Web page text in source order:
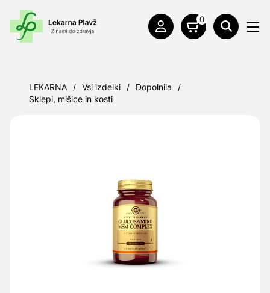
0
LEKARNA / Vsi izdelki / Dopolnila
/
Sklepi, mišice in kosti